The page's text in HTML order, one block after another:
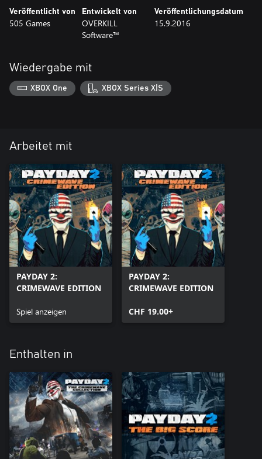
Veröffentlicht von
505 Games
Entwickelt von
OVERKILL
Software™
Veröffentlichungsdatum
15.9.2016
Wiedergabe mit
XBOX One XBOX Series X|S
Arbeitet mit
PAYDAY 2:
CRIMEWAVE EDITION
Spiel anzeigen
PAYDAY 2:
CRIMEWAVE EDITION
CHF 19.00+
Enthalten in